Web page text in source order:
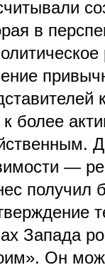
в
более
—
получил
Запада
Он